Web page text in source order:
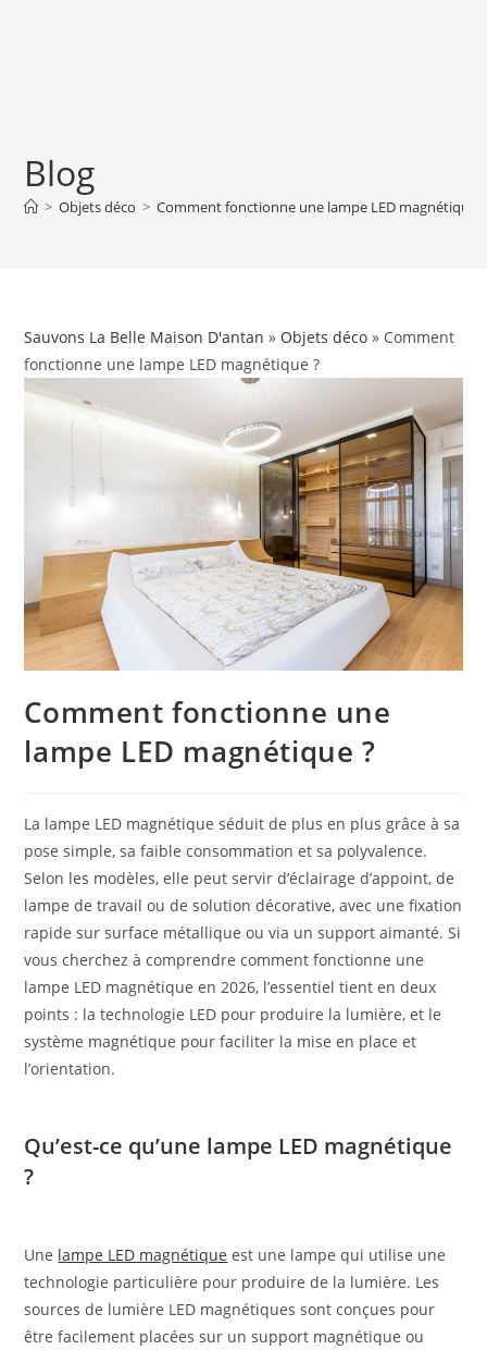
Blog
> Objets déco > Comment fonctionne une lampe LED magnétique ?
Sauvons La Belle Maison D'antan » Objets déco » Comment
fonctionne une lampe LED magnétique ?
Comment fonctionne une
lampe LED magnétique ?
La lampe LED magnétique séduit de plus en plus grâce à sa
pose simple, sa faible consommation et sa polyvalence.
Selon les modèles, elle peut servir d’éclairage d’appoint, de
lampe de travail ou de solution décorative, avec une fixation
rapide sur surface métallique ou via un support aimanté. Si
vous cherchez à comprendre comment fonctionne une
lampe LED magnétique en 2026, l’essentiel tient en deux
points : la technologie LED pour produire la lumière, et le
système magnétique pour faciliter la mise en place et
l’orientation.
Qu’est-ce qu’une lampe LED magnétique
?
Une lampe LED magnétique est une lampe qui utilise une
technologie particulière pour produire de la lumière. Les
sources de lumière LED magnétiques sont conçues pour
être facilement placées sur un support magnétique ou